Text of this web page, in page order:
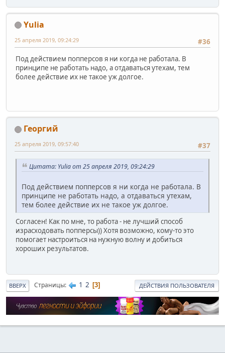
Yulia
#36
25 апреля 2019, 09:24:29
Под действием попперсов я ни когда не работала. В
принципе не работать надо, а отдаваться утехам, тем
более действие их не такое уж долгое.
Георгий
#37
25 апреля 2019, 09:57:40
Цитата: Yulia от 25 апреля 2019, 09:24:29
Под действием попперсов я ни когда не работала. В
принципе не работать надо, а отдаваться утехам,
тем более действие их не такое уж долгое.
Согласен! Как по мне, то работа - не лучший способ
израсходовать попперсы)) Хотя возможно, кому-то это
помогает настроиться на нужную волну и добиться
хороших результатов.
ВВЕРХ Страницы 1 2 3 ДЕЙСТВИЯ ПОЛЬЗОВАТЕЛЯ